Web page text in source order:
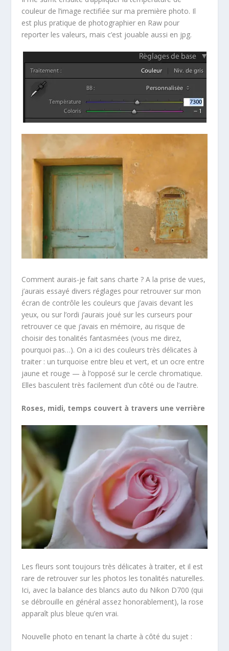
couleur de l’image rectifiée sur ma première photo. Il
est plus pratique de photographier en Raw pour
reporter les valeurs, mais c’est jouable aussi en jpg.
Comment aurais-je fait sans charte ? A la prise de vues,
j’aurais essayé divers réglages pour retrouver sur mon
écran de contrôle les couleurs que j’avais devant les
yeux, ou sur l’ordi j’aurais joué sur les curseurs pour
retrouver ce que j’avais en mémoire, au risque de
choisir des tonalités fantasmées (vous me direz,
pourquoi pas…). On a ici des couleurs très délicates à
traiter : un turquoise entre bleu et vert, et un ocre entre
jaune et rouge — à l’opposé sur le cercle chromatique.
Elles basculent très facilement d’un côté ou de l’autre.
Roses, midi, temps couvert à travers une verrière
Les fleurs sont toujours très délicates à traiter, et il est
rare de retrouver sur les photos les tonalités naturelles.
Ici, avec la balance des blancs auto du Nikon D700 (qui
se débrouille en général assez honorablement), la rose
apparaît plus bleue qu’en vrai.
Nouvelle photo en tenant la charte à côté du sujet :